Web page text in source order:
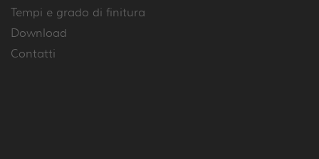
Tempi e grado di finitura
Download
Contatti